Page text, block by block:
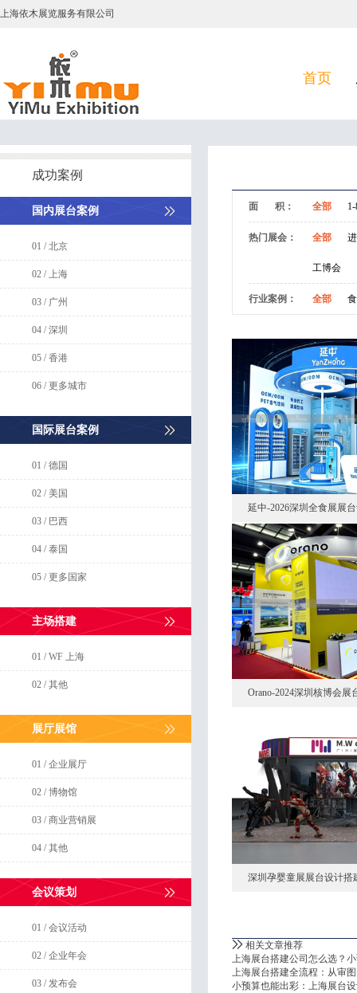
上海依木展览服务有限公司
首页
成功案例
国内展台案例
01 / 北京
02 / 上海
03 / 广州
04 / 深圳
05 / 香港
06 / 更多城市
国际展台案例
01 / 德国
02 / 美国
03 / 巴西
04 / 泰国
05 / 更多国家
主场搭建
01 / WF 上海
02 / 其他
展厅展馆
01 / 企业展厅
02 / 博物馆
03 / 商业营销展
04 / 其他
会议策划
01 / 会议活动
02 / 企业年会
03 / 发布会
面 积： 全部 1-
热门展会： 全部
工博会
行业案例： 全部
延中-2026深圳全食展展
Orano-2024深圳核博会展
深圳孕婴童展展台设计搭
相关文章推荐
上海展台搭建公司怎么选？
上海展台搭建全流程：从审
小预算也能出彩：上海展台